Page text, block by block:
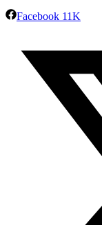
Facebook 11K